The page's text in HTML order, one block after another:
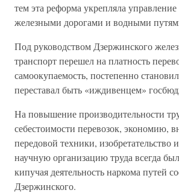
тем эта реформа укрепляла
железными дорогами и водными
Под руководством Дзержинского
транспорт перешел на платность
самоокупаемость, постепенно
переставал быть «иждивенцем»
На повышение производительности
себестоимости перевозок, экономию,
передовой техники, изобретательство
научную организацию труда всегда
кипучая деятельность наркома путей
Дзержинского.